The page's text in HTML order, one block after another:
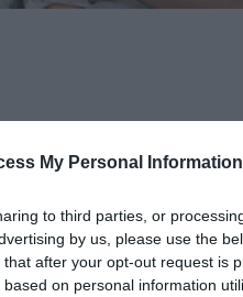
My Personal Information
to third parties, or
by us, please use the
after your opt-out request is
on personal information